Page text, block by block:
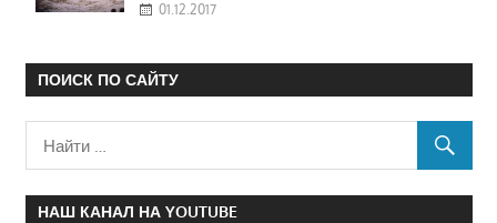
01.12.2017
ПОИСК ПО САЙТУ
НАШ КАНАЛ НА YOUTUBE